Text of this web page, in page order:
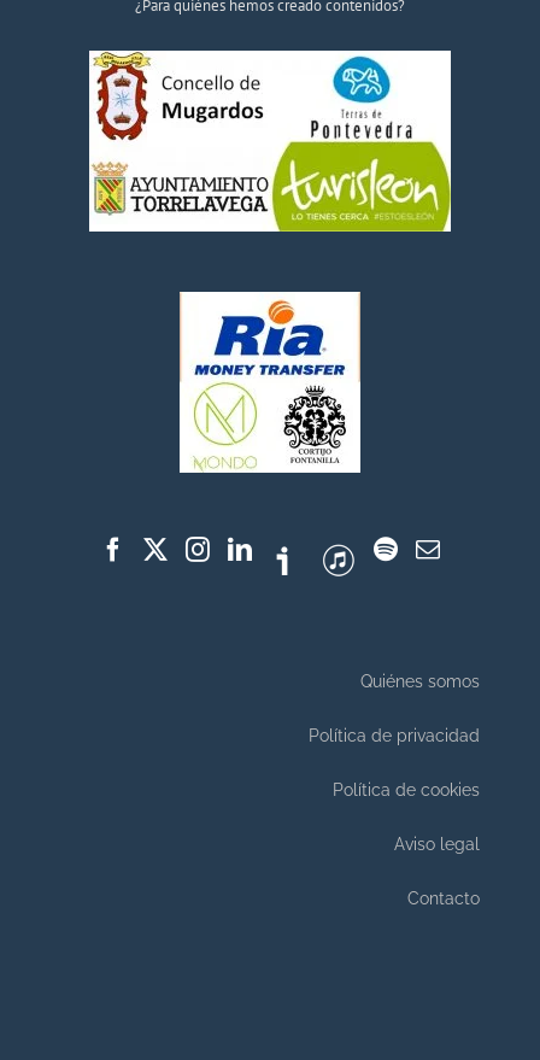
¿Para quiénes hemos creado contenidos?
Quiénes somos
Política de privacidad
Política de cookies
Aviso legal
Contacto